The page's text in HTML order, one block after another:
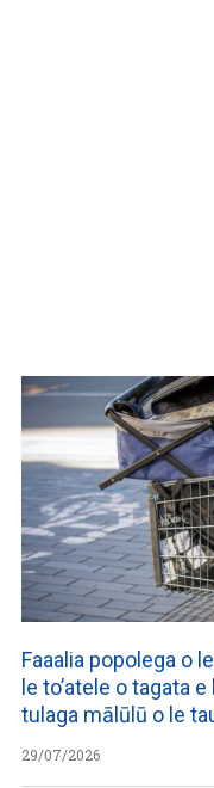
Faaalia popolega o
le to’atele o tagata
tulaga mālūlū o le
29/07/2026